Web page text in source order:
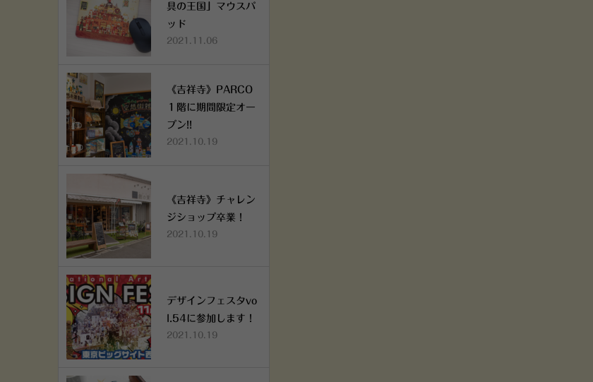
具の王国」マウスパ
ッド
2021.11.06
《吉祥寺》PARCO
１階に期間限定オー
プン!!
2021.10.19
《吉祥寺》チャレン
ジショップ卒業！
2021.10.19
デザインフェスタvo
l.54に参加します！
2021.10.19